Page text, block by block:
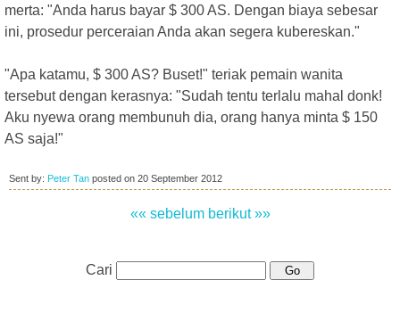
merta: "Anda harus bayar $ 300 AS. Dengan biaya sebesar
ini, prosedur perceraian Anda akan segera kubereskan."
"Apa katamu, $ 300 AS? Buset!" teriak pemain wanita
tersebut dengan kerasnya: "Sudah tentu terlalu mahal donk!
Aku nyewa orang membunuh dia, orang hanya minta $ 150
AS saja!"
Sent by: Peter Tan posted on 20 September 2012
«« sebelum berikut »»
Cari